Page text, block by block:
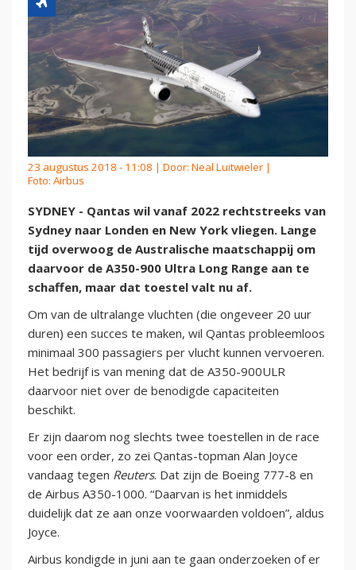
23 augustus 2018 - 11:08 | Door: Neal Luitwieler |
Foto: Airbus
SYDNEY - Qantas wil vanaf 2022 rechtstreeks van
Sydney naar Londen en New York vliegen. Lange
tijd overwoog de Australische maatschappij om
daarvoor de A350-900 Ultra Long Range aan te
schaffen, maar dat toestel valt nu af.
Om van de ultralange vluchten (die ongeveer 20 uur
duren) een succes te maken, wil Qantas probleemloos
minimaal 300 passagiers per vlucht kunnen vervoeren.
Het bedrijf is van mening dat de A350-900ULR
daarvoor niet over de benodigde capaciteiten
beschikt.
Er zijn daarom nog slechts twee toestellen in de race
voor een order, zo zei Qantas-topman Alan Joyce
vandaag tegen Reuters. Dat zijn de Boeing 777-8 en
de Airbus A350-1000. “Daarvan is het inmiddels
duidelijk dat ze aan onze voorwaarden voldoen”, aldus
Joyce.
Airbus kondigde in juni aan te gaan onderzoeken of er